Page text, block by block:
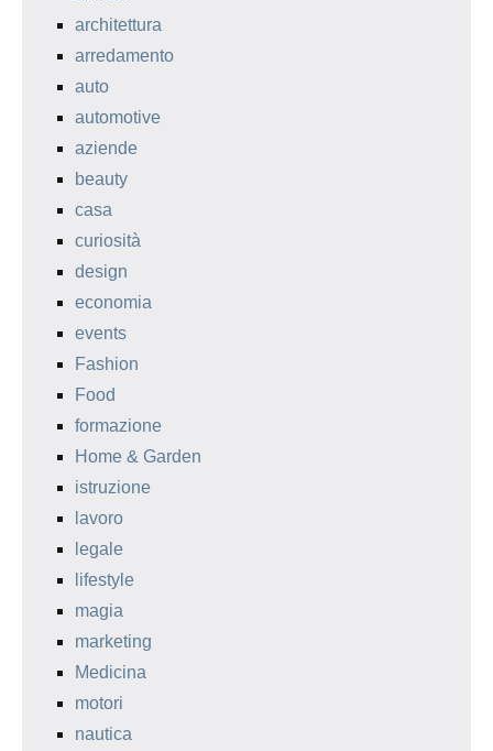
architettura
arredamento
auto
automotive
aziende
beauty
casa
curiosità
design
economia
events
Fashion
Food
formazione
Home & Garden
istruzione
lavoro
legale
lifestyle
magia
marketing
Medicina
motori
nautica